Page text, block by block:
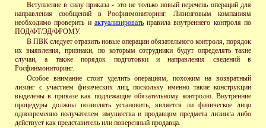
Вступление в силу приказа - это не только новый перечень операций для
направления сообщений в Росфинмониторинг. Лизинговым компаниям
необходимо проверить и актуализироватьправила внутреннего контроля по
ПОД/ФТ/ЭД/ФРОМУ.
В ПВК следует отразить новые операции обязательного контроля, порядок
их выявления, признаки, по которым сотрудники будут определять такие
случаи, а также порядок подготовки и направления сведений в
Росфинмониторинг.
Особое внимание стоит уделить операциям, похожим на возвратный
лизинг с участием физических лиц, поскольку именно такие конструкции
выделены в приказе как подлежащие обязательному контролю. Внутренние
процедуры должны позволять установить, является ли физическое лицо
одновременно получателем имущества и продавцом предмета лизинга либо
действует как представитель или поверенный продавца.